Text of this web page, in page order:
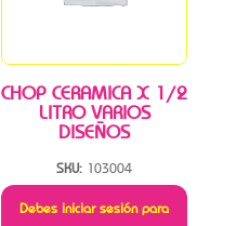
CHOP CERAMICA X 1/2
LITRO VARIOS
DISEÑOS
SKU: 103004
Debes iniciar sesión para